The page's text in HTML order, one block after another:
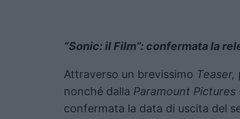
“Sonic: il Film”: confermata la
Attraverso un brevissimo Teaser,
nonché dalla Paramount Pictures
confermata la data di uscita del